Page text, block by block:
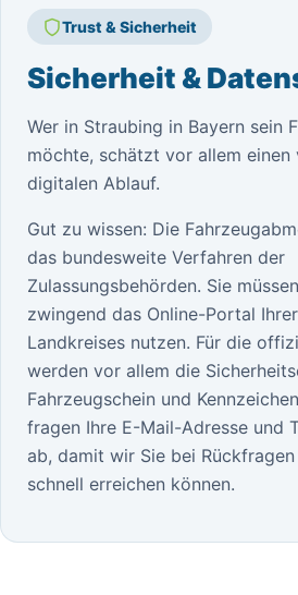
Trust & Sicherheit
Sicherheit &
Wer in Straubing in Bayern sein
möchte, schätzt vor allem einen
digitalen Ablauf.
Gut zu wissen: Die
das bundesweite Verfahren der
Zulassungsbehörden. Sie
zwingend das Online-Portal
Landkreises nutzen. Für die
werden vor allem die
Fahrzeugschein und
fragen Ihre E-Mail-Adresse und
ab, damit wir Sie bei
schnell erreichen können.